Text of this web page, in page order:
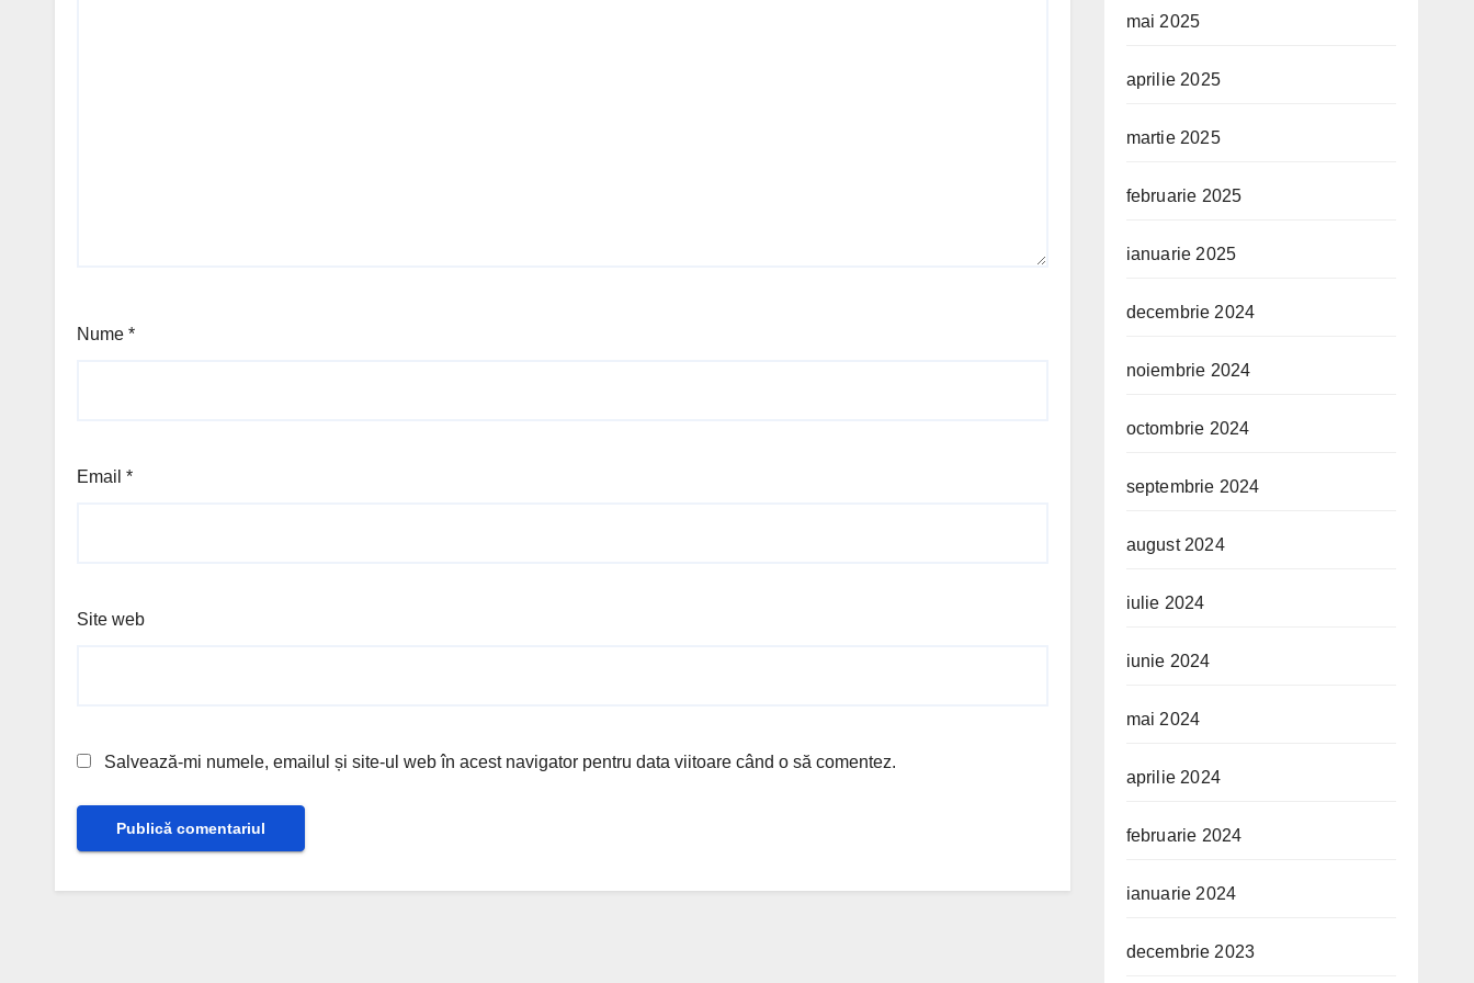
Nume *
Email *
Site web
Salvează-mi numele, emailul și site-ul web în acest navigator pentru data viitoare când o să comentez.
mai 2025
aprilie 2025
martie 2025
februarie 2025
ianuarie 2025
decembrie 2024
noiembrie 2024
octombrie 2024
septembrie 2024
august 2024
iulie 2024
iunie 2024
mai 2024
aprilie 2024
februarie 2024
ianuarie 2024
decembrie 2023